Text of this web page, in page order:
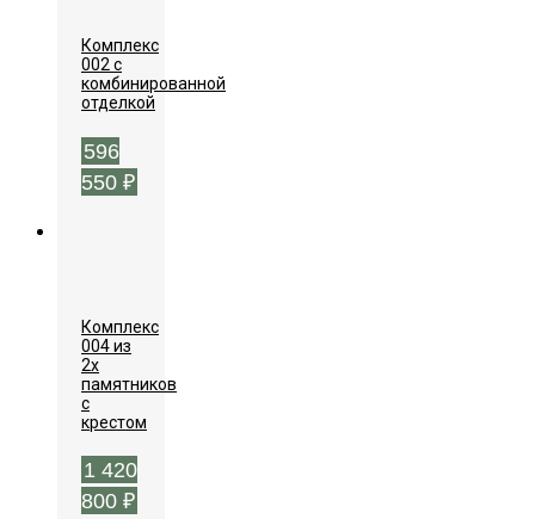
Комплекс
002 с
комбинированной
отделкой
596
550 ₽
Комплекс
004 из
2х
памятников
с
крестом
1 420
800 ₽